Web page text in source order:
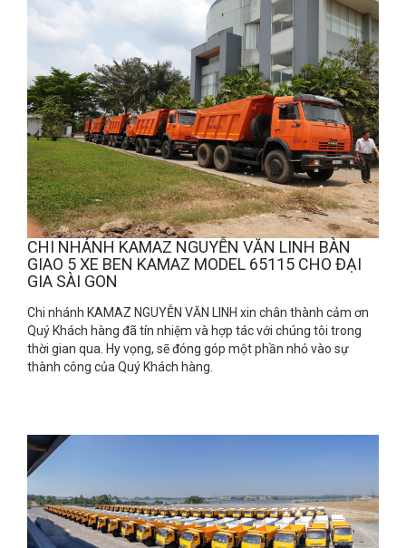
CHI NHÁNH KAMAZ NGUYỄN VĂN LINH BÀN
GIAO 5 XE BEN KAMAZ MODEL 65115 CHO ĐẠI
GIA SÀI GON
Chi nhánh KAMAZ NGUYỄN VĂN LINH xin chân thành cảm ơn
Quý Khách hàng đã tín nhiệm và hợp tác với chúng tôi trong
thời gian qua. Hy vọng, sẽ đóng góp một phần nhỏ vào sự
thành công của Quý Khách hàng.